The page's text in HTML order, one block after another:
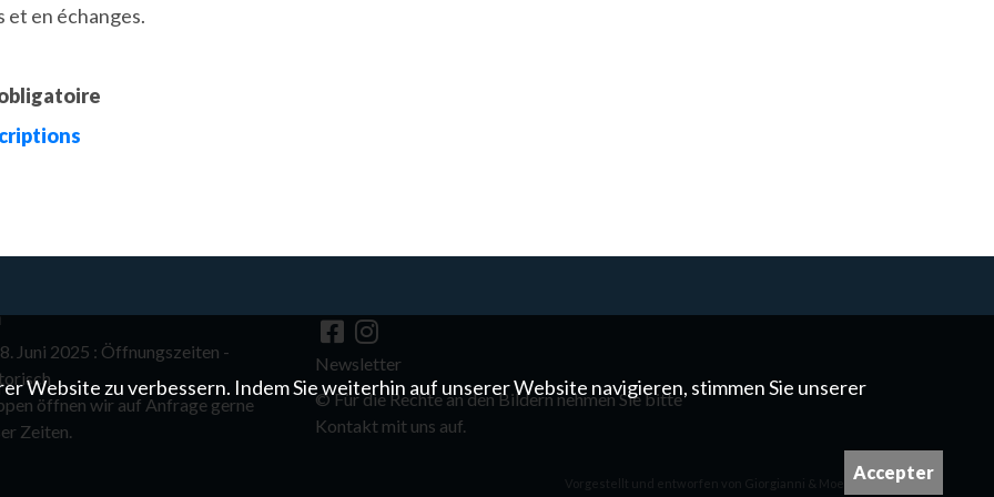
en échanges.
Juni 2025 : Öffnungszeiten -
öffnen wir auf Anfrage gerne
Zeiten.
Newsletter
©Für die Rechte an den Bildern nehmen Sie bitte
Kontakt mit uns auf.
Giorgianni & Moeschler
Website zu verbessern. Indem Sie weiterhin auf unserer Website navigieren, stimmen Sie unserer
Accepter